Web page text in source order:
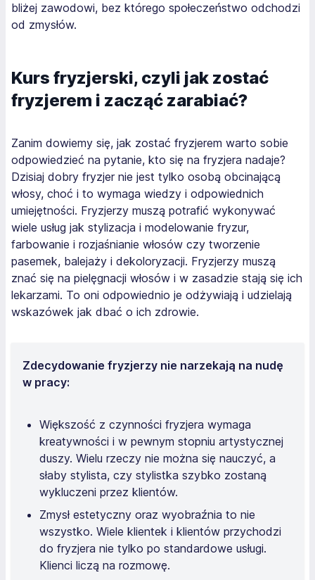
bliżej zawodowi, bez którego społeczeństwo odchodzi
od zmysłów.
Kurs fryzjerski, czyli jak zostać
fryzjerem i zacząć zarabiać?
Zanim dowiemy się, jak zostać fryzjerem warto sobie
odpowiedzieć na pytanie, kto się na fryzjera nadaje?
Dzisiaj dobry fryzjer nie jest tylko osobą obcinającą
włosy, choć i to wymaga wiedzy i odpowiednich
umiejętności. Fryzjerzy muszą potrafić wykonywać
wiele usług jak stylizacja i modelowanie fryzur,
farbowanie i rozjaśnianie włosów czy tworzenie
pasemek, balejaży i dekoloryzacji. Fryzjerzy muszą
znać się na pielęgnacji włosów i w zasadzie stają się ich
lekarzami. To oni odpowiednio je odżywiają i udzielają
wskazówek jak dbać o ich zdrowie.
Zdecydowanie fryzjerzy nie narzekają na nudę
w pracy:
Większość z czynności fryzjera wymaga
kreatywności i w pewnym stopniu artystycznej
duszy. Wielu rzeczy nie można się nauczyć, a
słaby stylista, czy stylistka szybko zostaną
wykluczeni przez klientów.
Zmysł estetyczny oraz wyobraźnia to nie
wszystko. Wiele klientek i klientów przychodzi
do fryzjera nie tylko po standardowe usługi.
Klienci liczą na rozmowę.